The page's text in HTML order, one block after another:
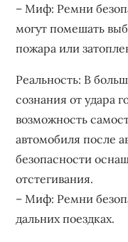
– Миф: Ремни
могут помешать
пожара или
Реальность: В
сознания от удара
возможность
автомобиля после
безопасности
отстегивания.
– Миф: Ремни
дальних поездках.